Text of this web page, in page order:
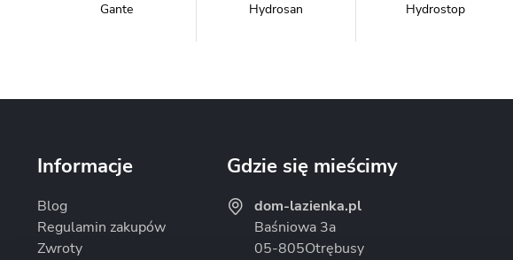
Gante Hydrosan Hydrostop
Rea
Informacje
Blog
Regulamin zakupów
Zwroty
Gdzie się mieścimy
dom-lazienka.pl
Baśniowa 3a
05-805Otrębusy